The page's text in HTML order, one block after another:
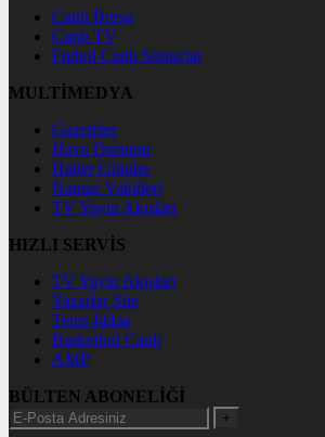
Canlı Borsa
Canlı TV
Futbol Canlı Sonuçlar
MULTİMEDYA
Gazeteler
Hava Durumu
Haber Gönder
Namaz Vakitleri
TV Yayın Akışları
HIZLI SERVİS
TV Yayın Akışları
Yazarlar Site
Tenis İddaa
Basketbol Canlı
AMP
BÜLTEN ABONELİĞİ
+